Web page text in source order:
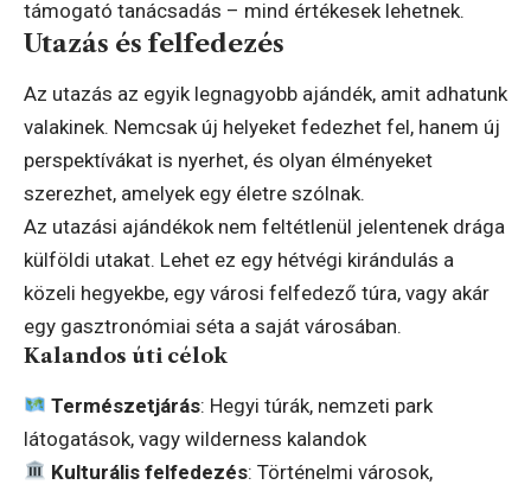
támogató tanácsadás – mind értékesek lehetnek.
Utazás és felfedezés
Az utazás az egyik legnagyobb ajándék, amit adhatunk
valakinek. Nemcsak új helyeket fedezhet fel, hanem új
perspektívákat is nyerhet, és olyan élményeket
szerezhet, amelyek egy életre szólnak.
Az utazási ajándékok nem feltétlenül jelentenek drága
külföldi utakat. Lehet ez egy hétvégi kirándulás a
közeli hegyekbe, egy városi felfedező túra, vagy akár
egy gasztronómiai séta a saját városában.
Kalandos úti célok
Természetjárás: Hegyi túrák, nemzeti park
látogatások, vagy wilderness kalandok
Kulturális felfedezés: Történelmi városok,